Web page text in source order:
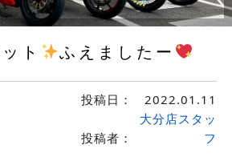
ト ふえましたー
投稿日： 2022.01.11
投稿者：
大分店スタッ
フ